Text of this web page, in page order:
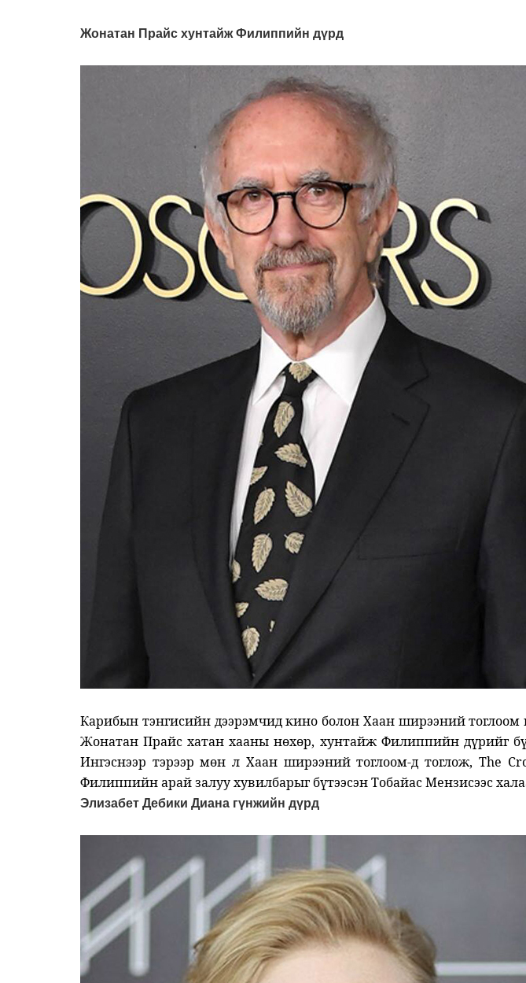
Жонатан Прайс хунтайж Филиппийн дүрд
Карибын тэнгисийн дээрэмчид кино болон Хаан ширээний тоглоом
Жонатан Прайс хатан хааны нөхөр, хунтайж Филиппийн дүрийг
Ингэснээр тэрээр мөн л Хаан ширээний тоглоом-д тоглож, The
Филиппийн арай залуу хувилбарыг бүтээсэн Тобайас Мензисээс
Элизабет Дебики Диана гүнжийн дүрд